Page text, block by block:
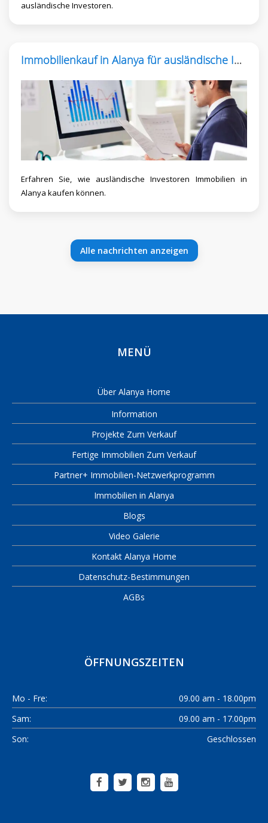
ausländische Investoren.
Immobilienkauf in Alanya für ausländische Investoren
Erfahren Sie, wie ausländische Investoren Immobilien in
Alanya kaufen können.
Alle nachrichten anzeigen
MENÜ
Über Alanya Home
Information
Projekte Zum Verkauf
Fertige Immobilien Zum Verkauf
Partner+ Immobilien-Netzwerkprogramm
Immobilien in Alanya
Blogs
Video Galerie
Kontakt Alanya Home
Datenschutz-Bestimmungen
AGBs
ÖFFNUNGSZEITEN
Mo - Fre:
09.00 am - 18.00pm
Sam:
09.00 am - 17.00pm
Son:
Geschlossen